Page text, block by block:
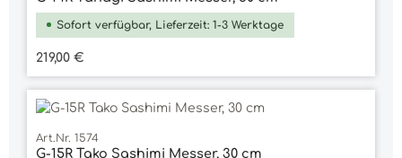
Sofort verfügbar, Lieferzeit: 1-3 Werktage
Regulärer Preis:
219,00 €
Art.Nr. 1574
G-15R Tako Sashimi Messer, 30 cm